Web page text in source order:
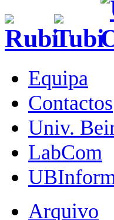
Equipa
Contactos
Univ.
LabCom
Arquivo